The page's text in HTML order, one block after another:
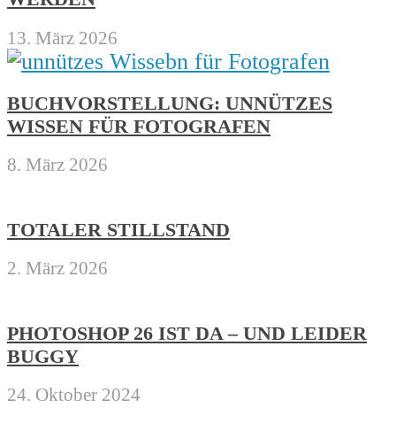
13. März 2026
BUCHVORSTELLUNG: UNNÜTZES
WISSEN FÜR FOTOGRAFEN
8. März 2026
TOTALER STILLSTAND
2. März 2026
PHOTOSHOP 26 IST DA – UND LEIDER
BUGGY
24. Oktober 2024